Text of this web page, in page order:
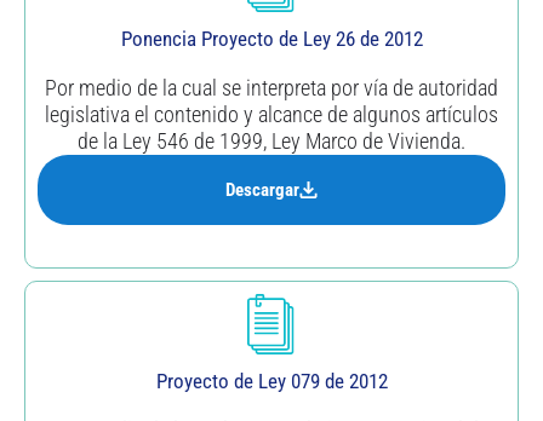
Ponencia Proyecto de Ley 26 de 2012
Por medio de la cual se interpreta por vía de autoridad
legislativa el contenido y alcance de algunos artículos
de la Ley 546 de 1999, Ley Marco de Vivienda.
Descargar
Proyecto de Ley 079 de 2012